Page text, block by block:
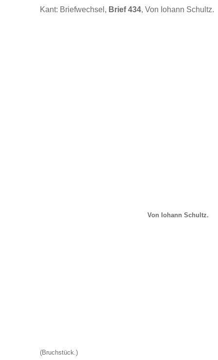
Kant: Briefwechsel, Brief 434, Von Iohann Schultz.
Von Iohann Schultz.
(Bruchstück.)